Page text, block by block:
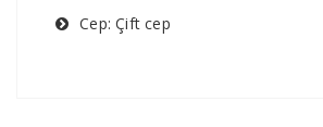
Cep: Çift cep